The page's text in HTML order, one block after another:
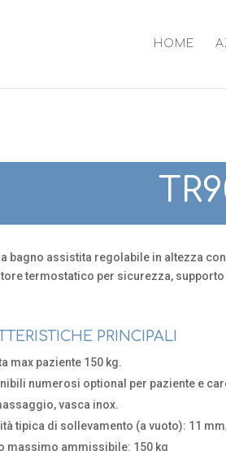
HOME
bagno assistita regolabile in altezza
termostatico per sicurezza,
PRINCIPALI
max paziente 150 kg.
numerosi optional per paziente e
vasca inox.
tipica di sollevamento (a vuoto): 11
massimo ammissibile: 150 kg